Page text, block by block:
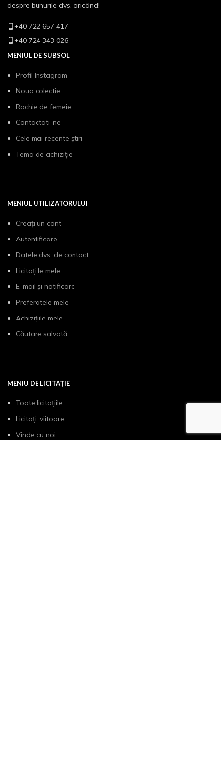
despre bunurile dvs. oricând!
+40 722 657 417
+40 724 343 026
MENIUL DE SUBSOL
Profil Instagram
Noua colectie
Rochie de femeie
Contactati-ne
Cele mai recente știri
Tema de achiziție
MENIUL UTILIZATORULUI
Creați un cont
Autentificare
Datele dvs. de contact
Licitațiile mele
E-mail și notificare
Preferatele mele
Achizițiile mele
Căutare salvată
MENIU DE LICITAȚIE
Toate licitațiile
Licitații viitoare
Vinde cu noi